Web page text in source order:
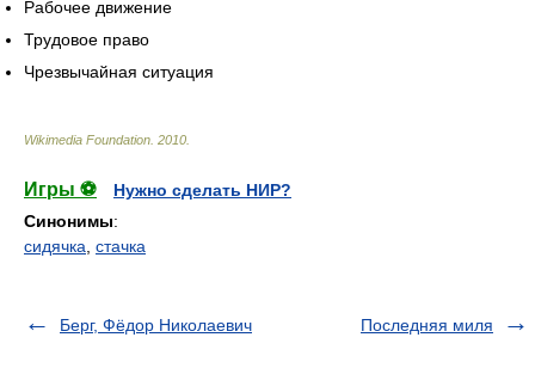
Рабочее движение
Трудовое право
Чрезвычайная ситуация
Wikimedia Foundation 2010
Игры ⚽
Нужно сделать НИР?
Синонимы:
сидячка стачка
Берг, Фёдор Николаевич Последняя миля